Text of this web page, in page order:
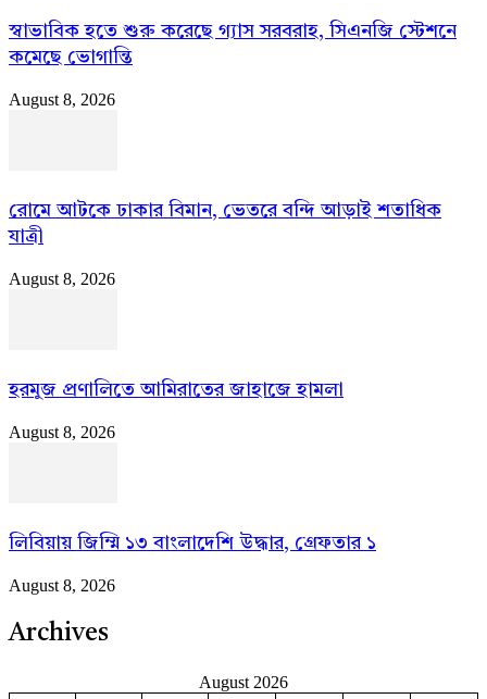
স্বাভাবিক হতে শুরু করেছে গ্যাস সরবরাহ, সিএনজি স্টেশনে
কমেছে ভোগান্তি
August 8, 2026
রোমে আটকে ঢাকার বিমান, ভেতরে বন্দি আড়াই শতাধিক
যাত্রী
August 8, 2026
হরমুজ প্রণালিতে আমিরাতের জাহাজে হামলা
August 8, 2026
লিবিয়ায় জিম্মি ১৩ বাংলাদেশি উদ্ধার, গ্রেফতার ১
August 8, 2026
Archives
August 2026